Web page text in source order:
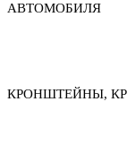
АВТОМОБИЛЯ
КРОНШТЕЙНЫ,